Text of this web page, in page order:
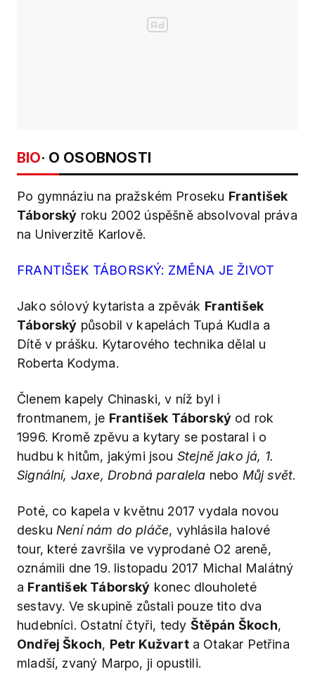
BIO· O OSOBNOSTI
Po gymnáziu na pražském Proseku František
Táborský roku 2002 úspěšně absolvoval práva
na Univerzitě Karlově.
FRANTIŠEK TÁBORSKÝ: ZMĚNA JE ŽIVOT
Jako sólový kytarista a zpěvák František
Táborský působil v kapelách Tupá Kudla a
Dítě v prášku. Kytarového technika dělal u
Roberta Kodyma.
Členem kapely Chinaski, v níž byl i
frontmanem, je František Táborskýod rok
1996. Kromě zpěvu a kytary se postaral i o
hudbu k hitům, jakými jsou Stejně jako já, 1.
Signální, Jaxe, Drobná paralela nebo Můj svět.
Poté, co kapela v květnu 2017 vydala novou
desku Není nám do pláče, vyhlásila halové
tour, které završila ve vyprodané O2 areně,
oznámili dne 19. listopadu 2017 Michal Malátný
a František Táborský konec dlouholeté
sestavy. Ve skupině zůstali pouze tito dva
hudebníci. Ostatní čtyři, tedy Štěpán Škoch,
Ondřej Škoch, Petr Kužvarta Otakar Petřina
mladší, zvaný Marpo, ji opustili.